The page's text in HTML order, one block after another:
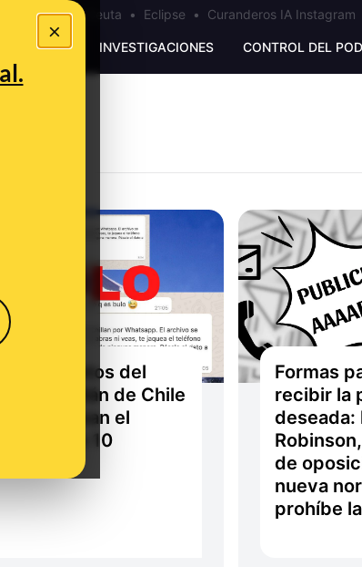
×
•Bulos Ceuta • Eclipse • Curanderos IA Instagram
INVESTIGACIONES CONTROL DEL
unas fotos del
Chillán de Chile
te hackean el
en 10
Formas
recibir la
deseada:
de
nueva
prohíbe